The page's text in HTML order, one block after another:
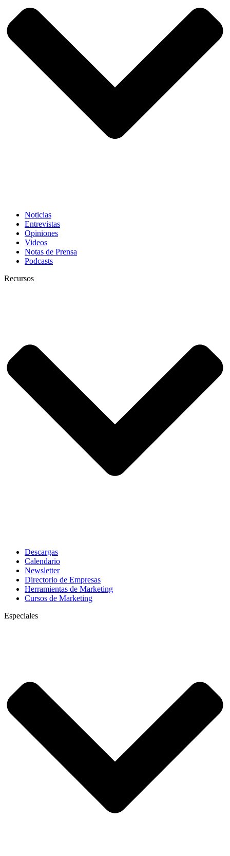
Noticias
Entrevistas
Opiniones
Videos
Notas de Prensa
Podcasts
Recursos
Descargas
Calendario
Newsletter
Directorio de Empresas
Herramientas de Marketing
Cursos de Marketing
Especiales